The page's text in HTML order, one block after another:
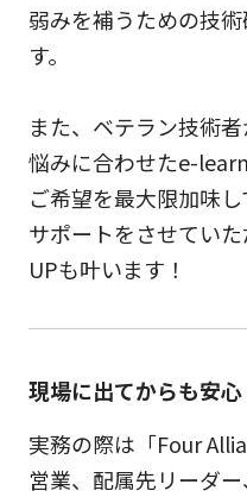
弱みを補うための技
す。
また、ベテラン技術
悩みに合わせたe-
ご希望を最大限加味
サポートをさせてい
UPも叶います！
現場に出てからも安
実務の際は「Four
営業、配属先リーダ